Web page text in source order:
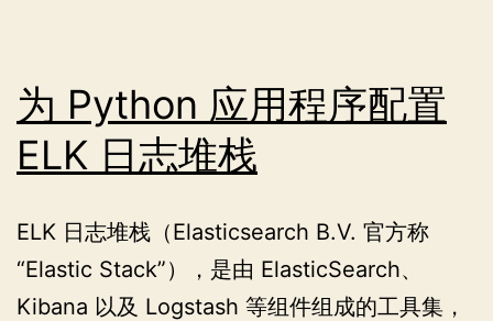
有
空
区
为 Python 应用程序配置
ELK 日志堆栈
ELK 日志堆栈（Elasticsearch B.V. 官方称
“Elastic Stack”），是由 ElasticSearch、
Kibana 以及 Logstash 等组件组成的工具集，